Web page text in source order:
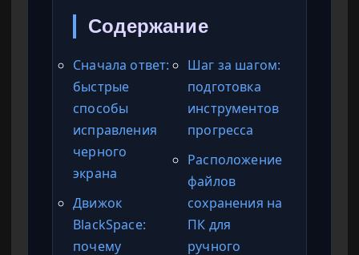
Содержание
Сначала ответ:
быстрые
способы
исправления
черного
экрана
Движок
BlackSpace:
почему
Шаг за шагом:
подготовка
инструментов
прогресса
Расположение
файлов
сохранения на
ПК для
ручного